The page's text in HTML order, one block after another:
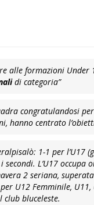
alle formazioni
di categoria”
congratulandosi
hanno centrato
1-1 per l’U17
L’U17 occupa
2 seriana,
U12 Femminile,
bluceleste.